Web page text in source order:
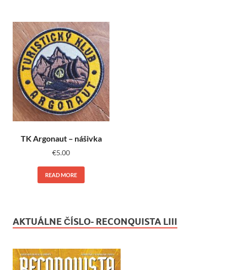
TK Argonaut – nášivka
€5.00
READ MORE
AKTUÁLNE ČÍSLO- RECONQUISTA LIII